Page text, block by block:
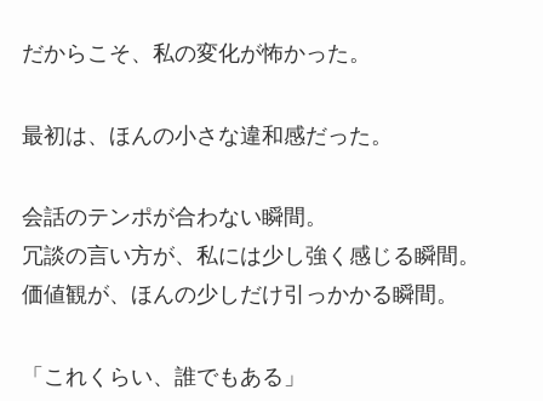
だからこそ、私の変化が怖かった。
最初は、ほんの小さな違和感だった。
会話のテンポが合わない瞬間。
冗談の言い方が、私には少し強く感じる瞬間。
価値観が、ほんの少しだけ引っかかる瞬間。
「これくらい、誰でもある」